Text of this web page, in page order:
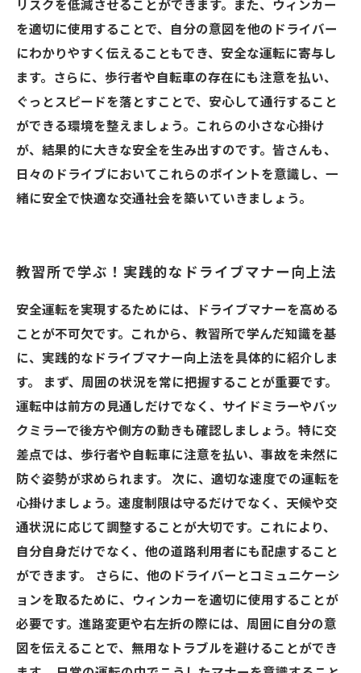
リスクを低減させることができます。また、ウィンカー
を適切に使用することで、自分の意図を他のドライバー
にわかりやすく伝えることもでき、安全な運転に寄与し
ます。さらに、歩行者や自転車の存在にも注意を払い、
ぐっとスピードを落とすことで、安心して通行すること
ができる環境を整えましょう。これらの小さな心掛け
が、結果的に大きな安全を生み出すのです。皆さんも、
日々のドライブにおいてこれらのポイントを意識し、一
緒に安全で快適な交通社会を築いていきましょう。
教習所で学ぶ！実践的なドライブマナー向上法
安全運転を実現するためには、ドライブマナーを高める
ことが不可欠です。これから、教習所で学んだ知識を基
に、実践的なドライブマナー向上法を具体的に紹介しま
す。 まず、周囲の状況を常に把握することが重要です。
運転中は前方の見通しだけでなく、サイドミラーやバッ
クミラーで後方や側方の動きも確認しましょう。特に交
差点では、歩行者や自転車に注意を払い、事故を未然に
防ぐ姿勢が求められます。 次に、適切な速度での運転を
心掛けましょう。速度制限は守るだけでなく、天候や交
通状況に応じて調整することが大切です。これにより、
自分自身だけでなく、他の道路利用者にも配慮すること
ができます。 さらに、他のドライバーとコミュニケーシ
ョンを取るために、ウィンカーを適切に使用することが
必要です。進路変更や右左折の際には、周囲に自分の意
図を伝えることで、無用なトラブルを避けることができ